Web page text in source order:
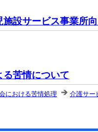
施設サービス事業所
苦情について
における苦情処理
介護サー